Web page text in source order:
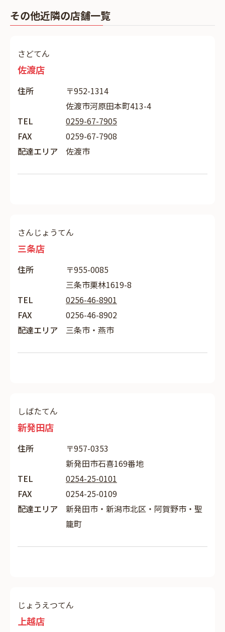
その他近隣の店舗一覧
さどてん
佐渡店
住所
〒952-1314
佐渡市河原田本町413-4
TEL
0259-67-7905
FAX
0259-67-7908
配達エリア
佐渡市
さんじょうてん
三条店
住所
〒955-0085
三条市栗林1619-8
TEL
0256-46-8901
FAX
0256-46-8902
配達エリア
三条市・燕市
しばたてん
新発田店
住所
〒957-0353
新発田市石喜169番地
TEL
0254-25-0101
FAX
0254-25-0109
配達エリア
新発田市・新潟市北区・阿賀野市・聖
籠町
じょうえつてん
上越店